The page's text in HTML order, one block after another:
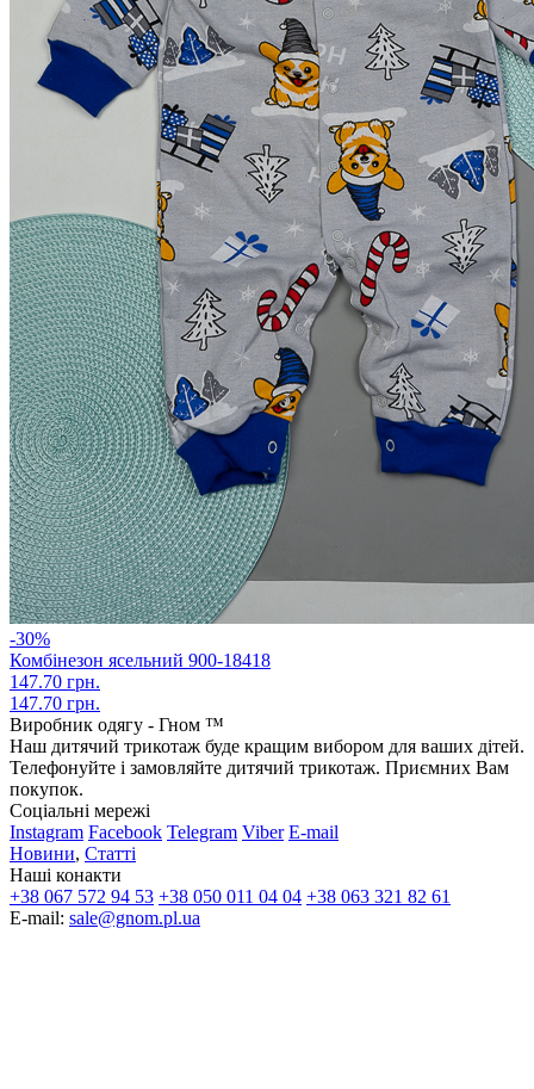
-30%
Комбінезон ясельний 900-18418
147.70 грн.
147.70 грн.
Виробник одягу - Гном ™
Наш дитячий трикотаж буде кращим вибором для ваших дітей.
Телефонуйте і замовляйте дитячий трикотаж. Приємних Вам
покупок.
Соціальні мережі
Instagram Facebook Telegram Viber E-mail
Новини, Статті
Наші конакти
+38 067 572 94 53 +38 050 011 04 04 +38 063 321 82 61
E-mail: sale@gnom.pl.ua